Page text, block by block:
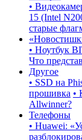
•
15 (Intel
старые
• Ноутбук
Что
Другое
• SSD на
прошивка •
Allwinner?
Телефоны
• Huawei: